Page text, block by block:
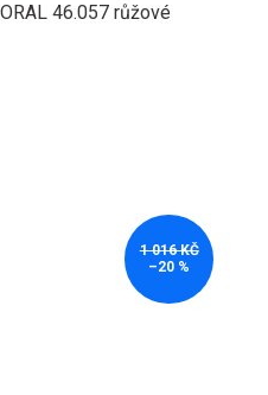
46.057 růžové
1 016 KČ
–20 %